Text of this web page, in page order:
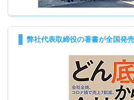
弊社代表取締役の著書が全国発